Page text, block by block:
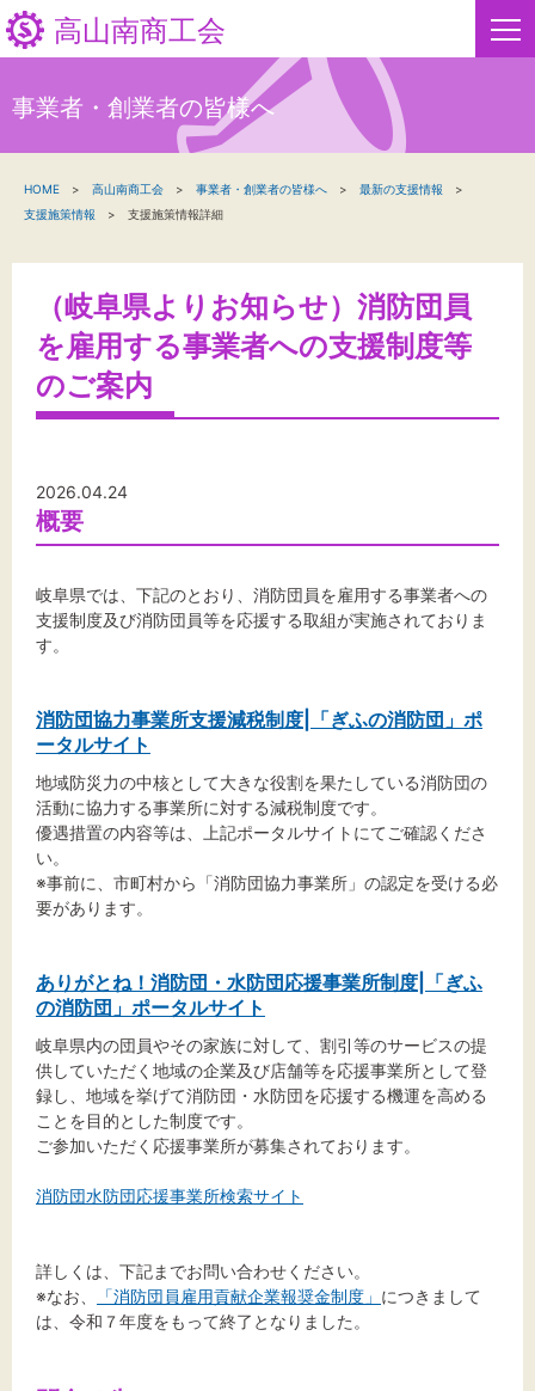
高山南商工会
新着情報
関係機関の方へ
高山南商工会について
文字サイズ
黒 白 黄
事業者・創業者の皆様へ
HOME 高山南商工会 事業者・創業者の皆様へ
最新の支援情報
支援施策情報
支援施策情報詳細
（岐阜県よりお知らせ）消防団員
を雇用する事業者への支援制度等
のご案内
2026.04.24
概要
岐阜県では、下記のとおり、消防団員を雇用する事業者への
支援制度及び消防団員等を応援する取組が実施されておりま
す。
消防団協力事業所支援減税制度|「ぎふの消防団」ポ
ータルサイト
地域防災力の中核として大きな役割を果たしている消防団の
活動に協力する事業所に対する減税制度です。
優遇措置の内容等は、上記ポータルサイトにてご確認くださ
い。
※事前に、市町村から「消防団協力事業所」の認定を受ける必
要があります。
ありがとね！消防団・水防団応援事業所制度|「ぎふ
の消防団」ポータルサイト
岐阜県内の団員やその家族に対して、割引等のサービスの提
供していただく地域の企業及び店舗等を応援事業所として登
録し、地域を挙げて消防団・水防団を応援する機運を高める
ことを目的とした制度です。
ご参加いただく応援事業所が募集されております。
消防団水防団応援事業所検索サイト
詳しくは、下記までお問い合わせください。
※なお、
「消防団員雇用貢献企業報奨金制度」 につきまして
は、令和７年度をもって終了となりました。